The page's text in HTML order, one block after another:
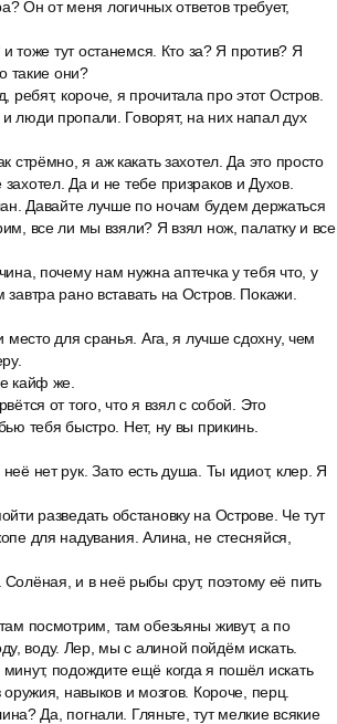
Он от меня логичных ответов требует,
тоже тут останемся. Кто за? Я против? Я
такие они?
короче, я прочитала про этот Остров.
люди пропали. Говорят, на них напал дух
я аж какать захотел. Да это просто
Да и не тебе призраков и Духов.
Давайте лучше по ночам будем держаться
все ли мы взяли? Я взял нож, палатку и все
почему нам нужна аптечка у тебя что, у
рано вставать на Остров. Покажи.
место для сранья. Ага, я лучше сдохну, чем
кайф же.
от того, что я взял с собой. Это
тебя быстро. Нет, ну вы прикинь.
нет рук. Зато есть душа. Ты идиот, клер. Я
разведать обстановку на Острове. Че тут
для надувания. Алина, не стесняйся,
Солёная, и в неё рыбы срут, поэтому её пить
посмотрим, там обезьяны живут, а по
воду. Лер, мы с алиной пойдём искать.
подождите ещё когда я пошёл искать
навыков и мозгов. Короче, перц.
Да, погнали. Гляньте, тут мелкие всякие